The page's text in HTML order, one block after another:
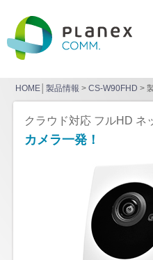
HOME 製品情報 > CS-W90FHD >
クラウド対応 フルHD ネ
カメラ一発！